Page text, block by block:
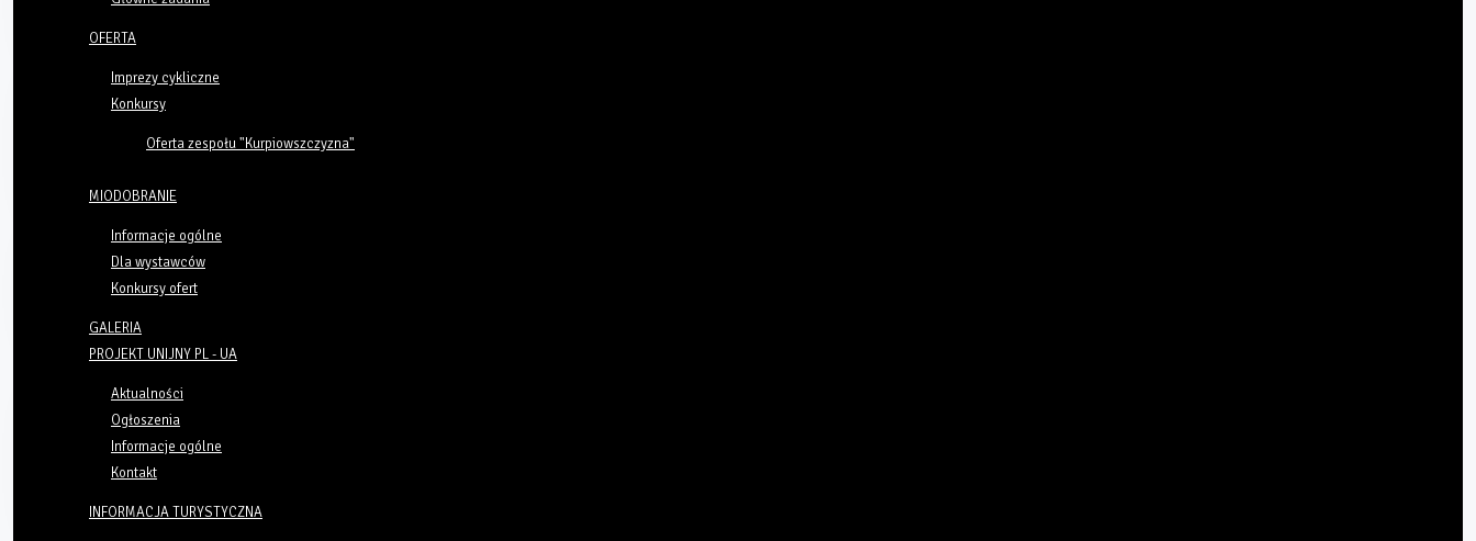
OFERTA
Imprezy cykliczne
Konkursy
Oferta zespołu "Kurpiowszczyzna"
MIODOBRANIE
Informacje ogólne
Dla wystawców
Konkursy ofert
GALERIA
PROJEKT UNIJNY PL - UA
Aktualności
Ogłoszenia
Informacje ogólne
Kontakt
INFORMACJA TURYSTYCZNA